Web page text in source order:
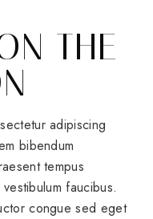
THE
adipiscing
bibendum
tempus
faucibus.
congue sed eget